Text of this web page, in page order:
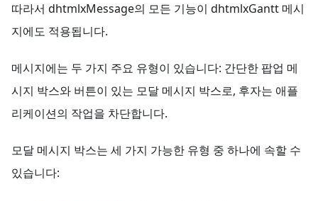
따라서 dhtmlxMessage의 모든 기능이 dhtmlxGantt 메시
지에도 적용됩니다.
메시지에는 두 가지 주요 유형이 있습니다: 간단한 팝업 메
시지 박스와 버튼이 있는 모달 메시지 박스로, 후자는 애플
리케이션의 작업을 차단합니다.
모달 메시지 박스는 세 가지 가능한 유형 중 하나에 속할 수
있습니다: